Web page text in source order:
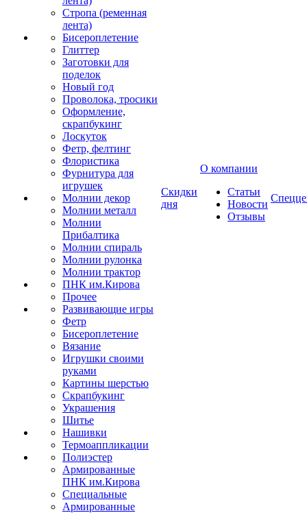
Стропа (ременная
лента)
Бисероплетение
Глиттер
Заготовки для
поделок
Новый год
Проволока, тросики
Оформление,
скрапбукинг
Лоскуток
Фетр, фелтинг
Флористика
Фурнитура для
игрушек
Молнии декор
Молнии металл
Молнии
Прибалтика
Молнии спираль
Молнии рулонка
Молнии трактор
ПНК им.Кирова
Прочее
Развивающие игры
Фетр
Бисероплетение
Вязание
Игрушки своими
руками
Картины шерстью
Скрапбукинг
Украшения
Шитье
Нашивки
Термоаппликации
Полиэстер
Армированные
ПНК им.Кирова
Специальные
Армированные
Скидки
дня
О компании
Статьи
Новости
Отзывы